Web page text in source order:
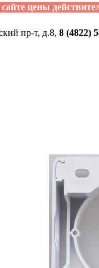
цены
пр-т, д.8, 8 (4822)